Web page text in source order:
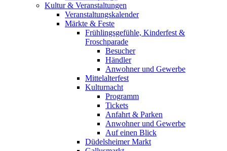
Kultur & Veranstaltungen
Veranstaltungskalender
Märkte & Feste
Frühlingsgefühle, Kinderfest &
Froschparade
Besucher
Händler
Anwohner und Gewerbe
Mittelalterfest
Kulturnacht
Programm
Tickets
Anfahrt & Parken
Anwohner und Gewerbe
Auf einen Blick
Düdelsheimer Markt